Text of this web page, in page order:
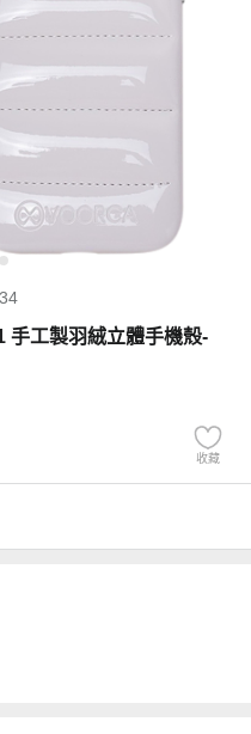
手工製羽絨立體手機殼-
收藏